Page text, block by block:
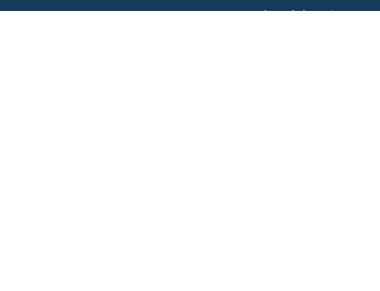
Bons de réduction